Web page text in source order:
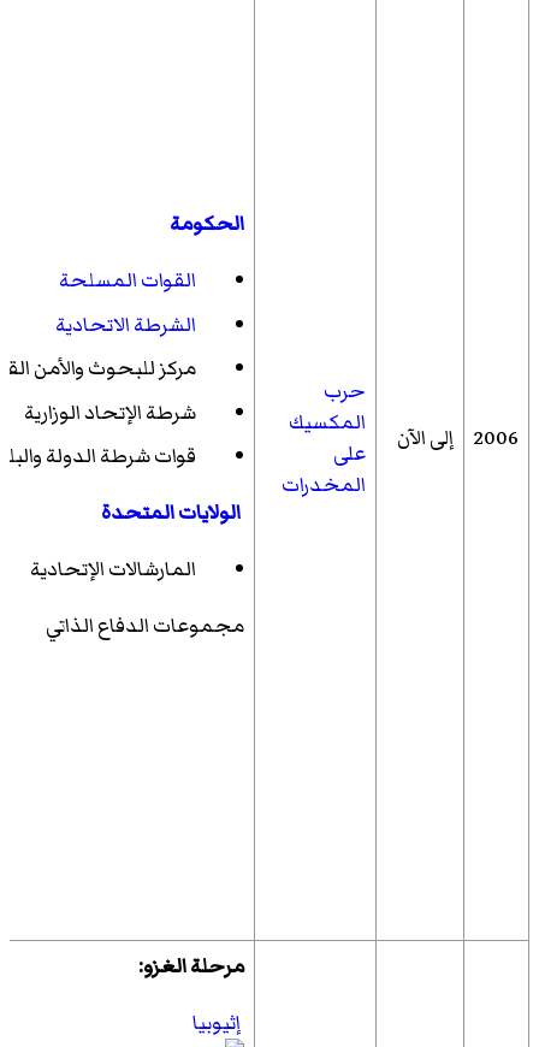
2006 إلى الآن
حرب
المكسيك
على
المخدرات
الحكومة
القوات المسلحة
الشرطة الاتحادية
مركز للبحوث والأمن
شرطة الإتحاد الوزارية
قوات شرطة الدولة
الولايات المتحدة
المارشالات الإتحادية
مجموعات الدفاع الذاتي
مرحلة الغزو:
إثيوبيا